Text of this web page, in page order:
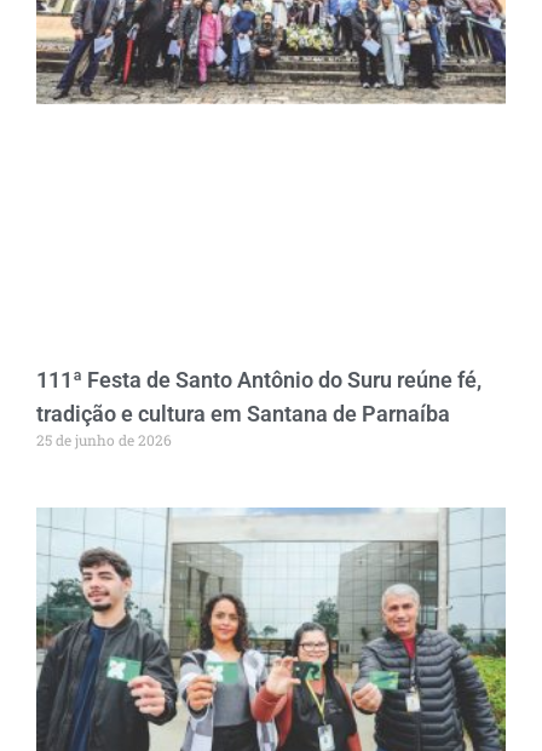
111ª Festa de Santo Antônio do Suru reúne fé,
tradição e cultura em Santana de Parnaíba
25 de junho de 2026